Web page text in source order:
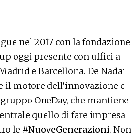
nel 2017 con la fondazione
oggi presente con uffici a
e Barcellona. De Nadai
il motore dell’innovazione e
OneDay, che mantiene
quello di fare impresa
le #NuoveGenerazioni. Non